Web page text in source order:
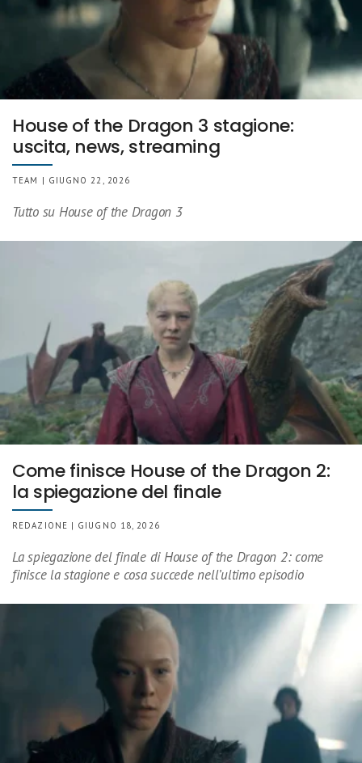
House of the Dragon 3 stagione:
uscita, news, streaming
TEAM | GIUGNO 22, 2026
Tutto su House of the Dragon 3
Come finisce House of the Dragon 2:
la spiegazione del finale
REDAZIONE | GIUGNO 18, 2026
La spiegazione del finale di House of the Dragon 2: come
finisce la stagione e cosa succede nell’ultimo episodio